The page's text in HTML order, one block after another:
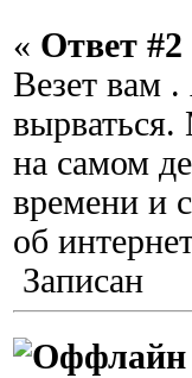
« Ответ #2
Везет вам .
на самом
времени и
об
Записан